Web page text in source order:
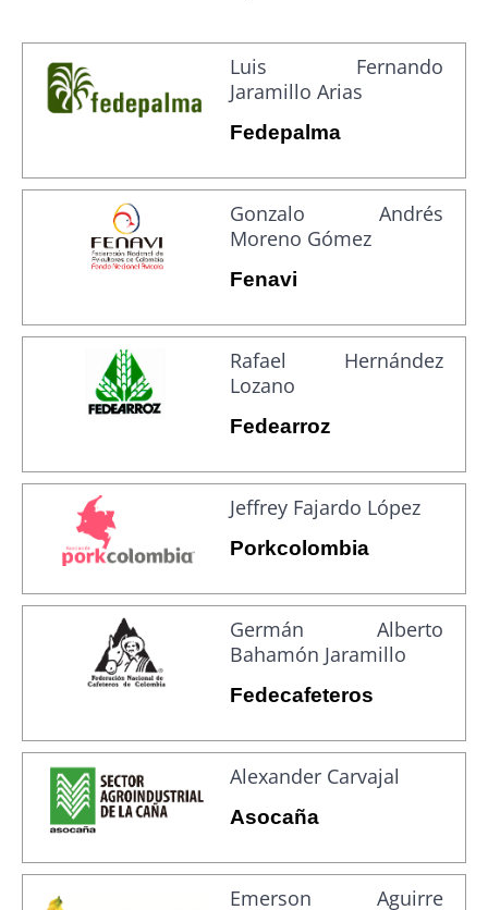
Luis Fernando
Jaramillo Arias
Fedepalma
Gonzalo Andrés
Moreno Gómez
Fenavi
Rafael Hernández
Lozano
Fedearroz
Jeffrey Fajardo López
Porkcolombia
Germán Alberto
Bahamón Jaramillo
Fedecafeteros
Alexander Carvajal
Asocaña
Emerson Aguirre